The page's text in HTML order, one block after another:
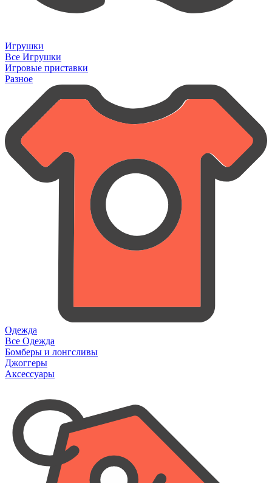
Игрушки
Все Игрушки
Игровые приставки
Разное
Одежда
Все Одежда
Бомберы и лонгсливы
Джоггеры
Аксессуары